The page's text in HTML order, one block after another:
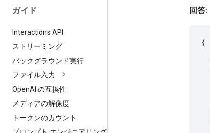
ガイド
Interactions API
ストリーミング
バックグラウンド実行
ファイル入力
OpenAI の互換性
メディアの解像度
トークンのカウント
回答:
{